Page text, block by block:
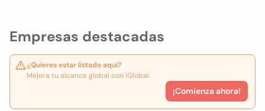
Empresas destacadas
¿Quieres estar listado aquí?
Mejora tu alcance global con iGlobal.
¡Comienza ahora!